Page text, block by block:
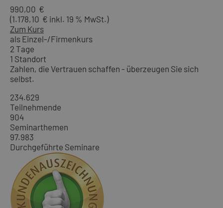
990,00 €
(1.178,10 € inkl. 19 % MwSt.)
Zum Kurs
als Einzel-/Firmenkurs
2 Tage
1 Standort
Zahlen, die Vertrauen schaffen - überzeugen Sie sich
selbst.
234.629
Teilnehmende
904
Seminarthemen
97.983
Durchgeführte Seminare